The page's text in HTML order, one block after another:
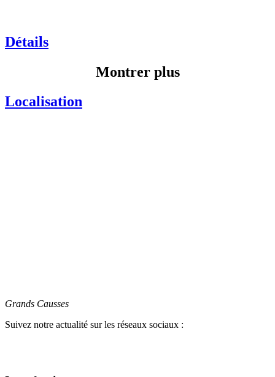
Détails
Montrer plus
Localisation
Grands Causses
Suivez notre actualité sur les réseaux sociaux :